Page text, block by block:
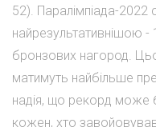
52). Паралімпіада-2022
найрезультативнішою -
бронзових нагород.
матимуть найбільше
надія, що рекорд може
кожен, хто